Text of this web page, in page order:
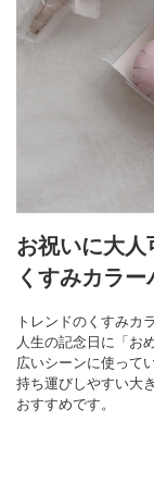
お祝いに大人
くすみカラ
トレンドのくすみカ
人生の記念日に「お
広いシーンに使って
持ち運びしやすい大
おすすめです。